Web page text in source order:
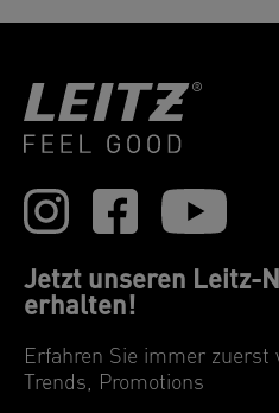
Jetzt unseren Leitz-
erhalten!
Erfahren Sie immer zuerst
Trends, Promotions